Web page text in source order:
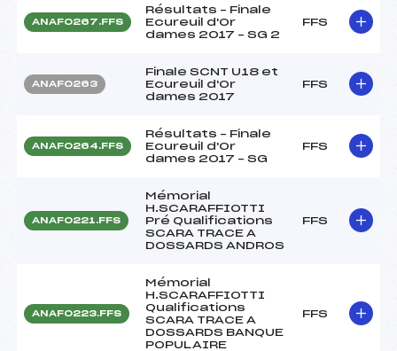
ANAF0267.FFS
Résultats – Finale
Ecureuil d'Or
dames 2017 – SG 2
FFS
ANAF0263
Finale SCNT U18 et
Ecureuil d'Or
dames 2017
FFS
ANAF0264.FFS
Résultats – Finale
Ecureuil d'Or
dames 2017 – SG
FFS
ANAF0221.FFS
Mémorial
H.SCARAFFIOTTI
Pré Qualifications
SCARA TRACE A
DOSSARDS ANDROS
FFS
ANAF0223.FFS
Mémorial
H.SCARAFFIOTTI
Qualifications
SCARA TRACE A
DOSSARDS BANQUE
POPULAIRE
FFS